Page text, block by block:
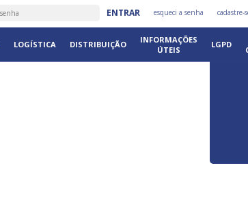
ENTRAR esqueci a senha cadastre-
LOGÍSTICA DISTRIBUIÇÃO
INFORMAÇÕES
ÚTEIS
LGPD